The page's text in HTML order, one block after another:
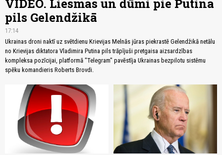
VIDEO. Liesmas un dūmi pie Putina
pils Gelendžikā
17:14
Ukrainas droni naktī uz svētdienu Krievijas Melnās jūras piekrastē Gelendžikā netālu
no Krievijas diktatora Vladimira Putina pils trāpījuši pretgaisa aizsardzības
kompleksa pozīcijai, platformā "Telegram" pavēstīja Ukrainas bezpilotu sistēmu
spēku komandieris Roberts Brovdi.